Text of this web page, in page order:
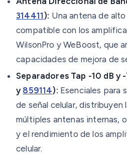
314411): Una antena de
compatible con los
WilsonPro y WeBoost, que
capacidades de mejora de
Separadores Tap -10 dB y
y 859114): Esenciales para
de señal celular, distribuyen
múltiples antenas internas,
y el rendimiento de los
celular.